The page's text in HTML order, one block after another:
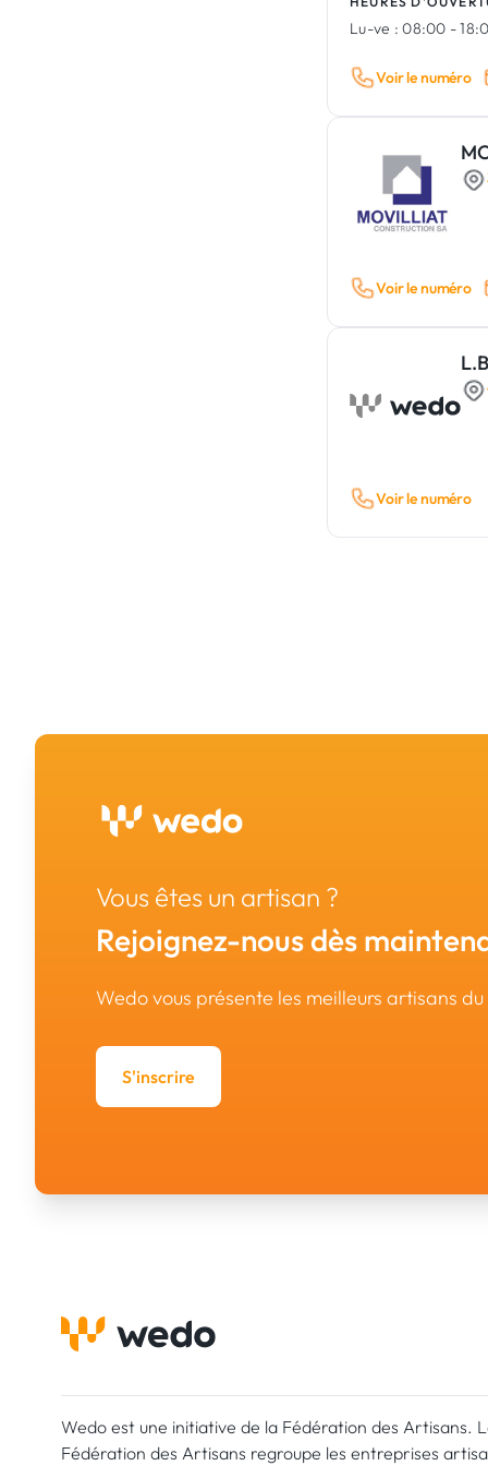
Lu-ve : 08:00 -
Voir le numéro
Voir le numéro
Voir le numéro
Vous êtes un artisan ?
Rejoignez-nous dès
Wedo vous présente les meilleurs artisans
S'inscrire
Wedo est une initiative de la Fédération des Artisans.
Fédération des Artisans regroupe les entreprises